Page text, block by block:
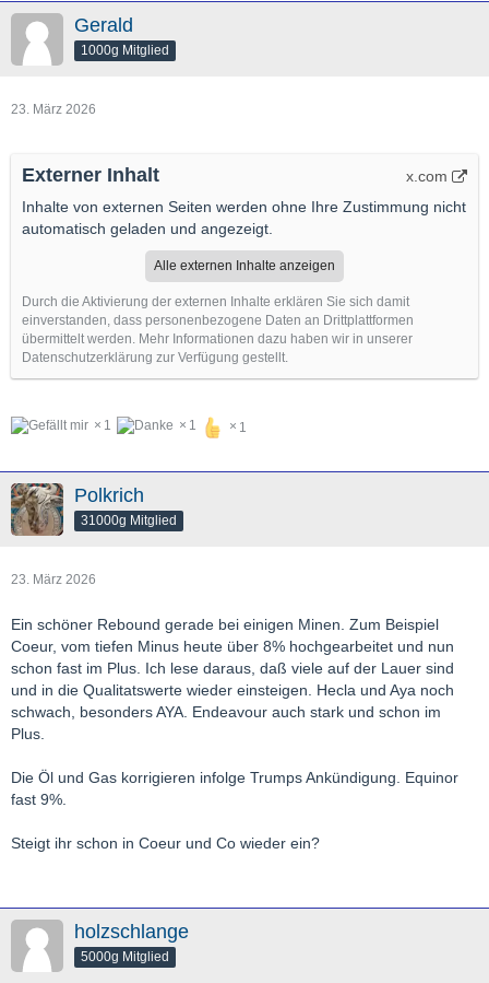
Gerald
1000g Mitglied
23. März 2026
Externer Inhalt
x.com
Inhalte von externen Seiten werden ohne Ihre Zustimmung nicht
automatisch geladen und angezeigt.
Alle externen Inhalte anzeigen
Durch die Aktivierung der externen Inhalte erklären Sie sich damit
einverstanden, dass personenbezogene Daten an Drittplattformen
übermittelt werden. Mehr Informationen dazu haben wir in unserer
Datenschutzerklärung zur Verfügung gestellt.
1 1 1
Polkrich
31000g Mitglied
23. März 2026
Ein schöner Rebound gerade bei einigen Minen. Zum Beispiel
Coeur, vom tiefen Minus heute über 8% hochgearbeitet und nun
schon fast im Plus. Ich lese daraus, daß viele auf der Lauer sind
und in die Qualitatswerte wieder einsteigen. Hecla und Aya noch
schwach, besonders AYA. Endeavour auch stark und schon im
Plus.
Die Öl und Gas korrigieren infolge Trumps Ankündigung. Equinor
fast 9%.
Steigt ihr schon in Coeur und Co wieder ein?
holzschlange
5000g Mitglied